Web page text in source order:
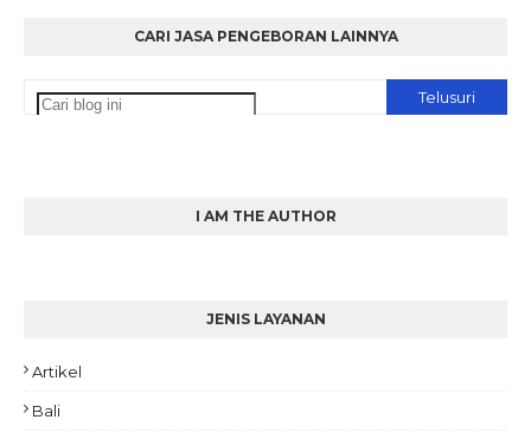
CARI JASA PENGEBORAN LAINNYA
I AM THE AUTHOR
JENIS LAYANAN
Artikel
Bali